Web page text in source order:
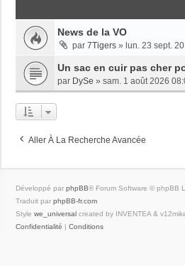
News de la VO
par 7Tigers » lun. 23 sept.
Un sac en cuir pas cher
par DySe » sam. 1 août 2026
Aller À La Recherche Avancée
Développé par phpBB® Forum Software © phpBB
Traduit par phpBB-fr.com
Style we_universal created by INVENTEA &
Confidentialité | Conditions